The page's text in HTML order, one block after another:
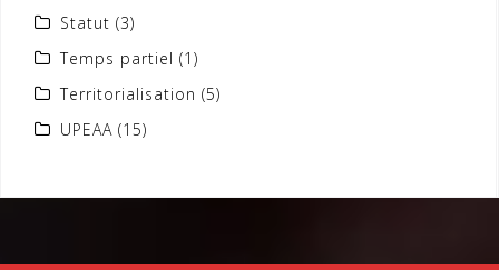
Statut (3)
Temps partiel (1)
Territorialisation (5)
UPEAA (15)